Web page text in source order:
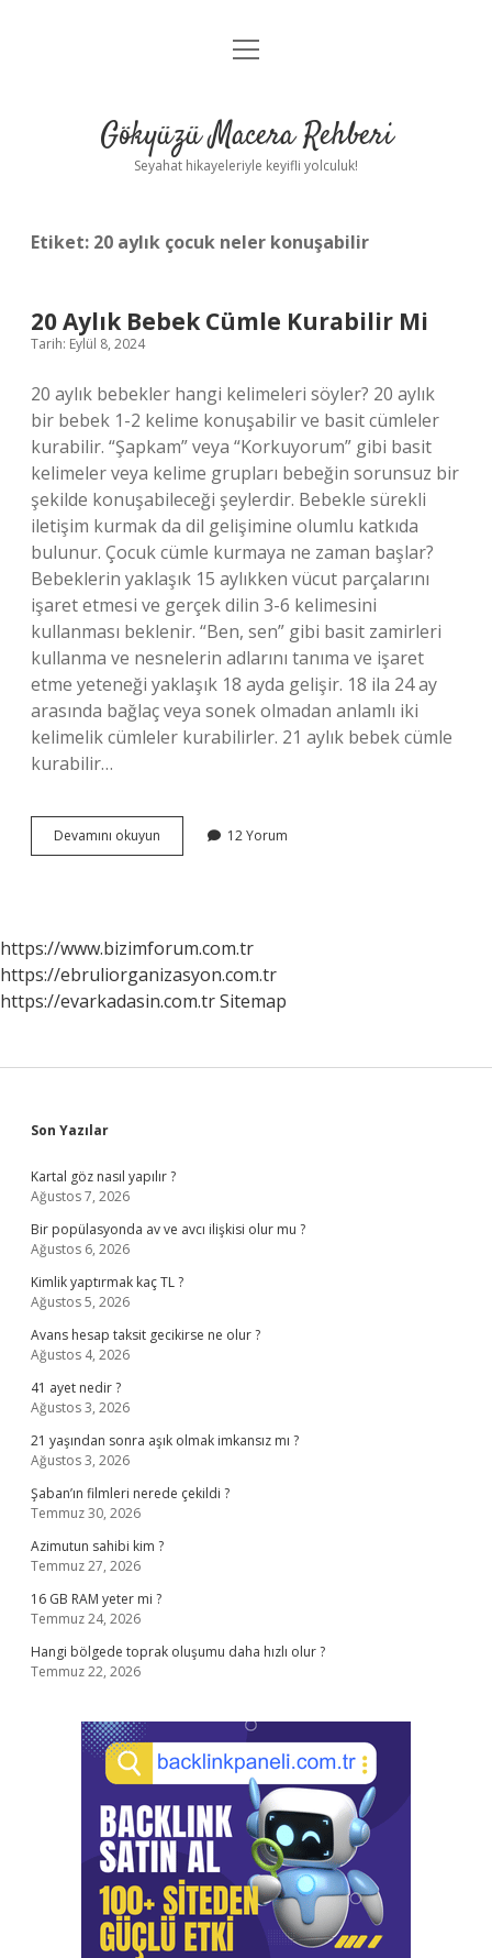
Anasayfa
Yasal Uyarı
menüyü
Gökyüzü Macera Rehberi
Seyahat hikayeleriyle keyifli yolculuk!
Etiket: 20 aylık çocuk neler konuşabilir
20 Aylık Bebek Cümle Kurabilir Mi
Tarih: Eylül 8, 2024
20 aylık bebekler hangi kelimeleri söyler? 20 aylık
bir bebek 1-2 kelime konuşabilir ve basit cümleler
kurabilir. “Şapkam” veya “Korkuyorum” gibi basit
kelimeler veya kelime grupları bebeğin sorunsuz bir
şekilde konuşabileceği şeylerdir. Bebekle sürekli
iletişim kurmak da dil gelişimine olumlu katkıda
bulunur. Çocuk cümle kurmaya ne zaman başlar?
Bebeklerin yaklaşık 15 aylıkken vücut parçalarını
işaret etmesi ve gerçek dilin 3-6 kelimesini
kullanması beklenir. “Ben, sen” gibi basit zamirleri
kullanma ve nesnelerin adlarını tanıma ve işaret
etme yeteneği yaklaşık 18 ayda gelişir. 18 ila 24 ay
arasında bağlaç veya sonek olmadan anlamlı iki
kelimelik cümleler kurabilirler. 21 aylık bebek cümle
kurabilir…
Devamını okuyun
Aylık
12 Yorum
https://www.bizimforum.com.tr
https://ebruliorganizasyon.com.tr
https://evarkadasin.com.trSitemap
Sidebar
Son Yazılar
Kartal göz nasıl yapılır ?
Ağustos 7, 2026
Bir popülasyonda av ve avcı ilişkisi olur mu ?
Ağustos 6, 2026
Kimlik yaptırmak kaç TL ?
Ağustos 5, 2026
Avans hesap taksit gecikirse ne olur ?
Ağustos 4, 2026
41 ayet nedir ?
Ağustos 3, 2026
21 yaşından sonra aşık olmak imkansız mı ?
Ağustos 3, 2026
Şaban’ın filmleri nerede çekildi ?
Temmuz 30, 2026
Azimutun sahibi kim ?
Temmuz 27, 2026
16 GB RAM yeter mi ?
Temmuz 24, 2026
Hangi bölgede toprak oluşumu daha hızlı olur ?
Temmuz 22, 2026